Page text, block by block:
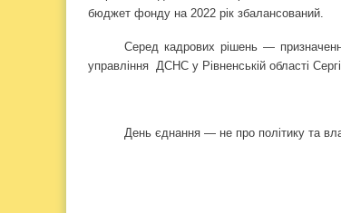
бюджет фонду на 2022 рік збалансований.
Серед кадрових рішень —
управління ДСНС у Рівненській області
День єднання — не про політику та